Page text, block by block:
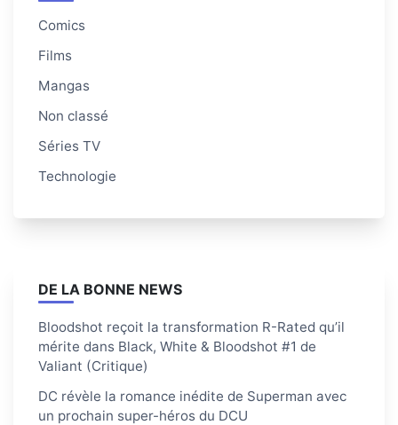
Comics
Films
Mangas
Non classé
Séries TV
Technologie
DE LA BONNE NEWS
Bloodshot reçoit la transformation R-Rated qu’il
mérite dans Black, White & Bloodshot #1 de
Valiant (Critique)
DC révèle la romance inédite de Superman avec
un prochain super-héros du DCU